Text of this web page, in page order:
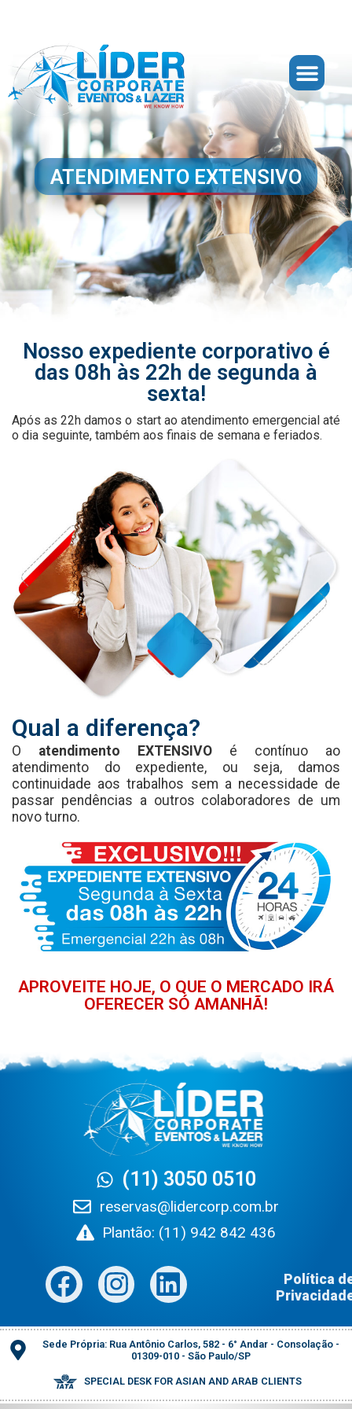
ATENDIMENTO EXTENSIVO
Nosso expediente corporativo é
das 08h às 22h de segunda à
sexta!
Após as 22h damos o start ao atendimento emergencial até
o dia seguinte, também aos finais de semana e feriados.
Qual a diferença?
O atendimento EXTENSIVO é contínuo ao
atendimento do expediente, ou seja, damos
continuidade aos trabalhos sem a necessidade de
passar pendências a outros colaboradores de um
novo turno.
APROVEITE HOJE, O QUE O MERCADO IRÁ
OFERECER SÓ AMANHÃ!
(11) 3050 0510
reservas@lidercorp.com.br
Plantão: (11) 942 842 436
Política de
Privacidade
Sede Própria: Rua Antônio Carlos, 582 - 6° Andar - Consolação -
01309-010 - São Paulo/SP
SPECIAL DESK FOR ASIAN AND ARAB CLIENTS